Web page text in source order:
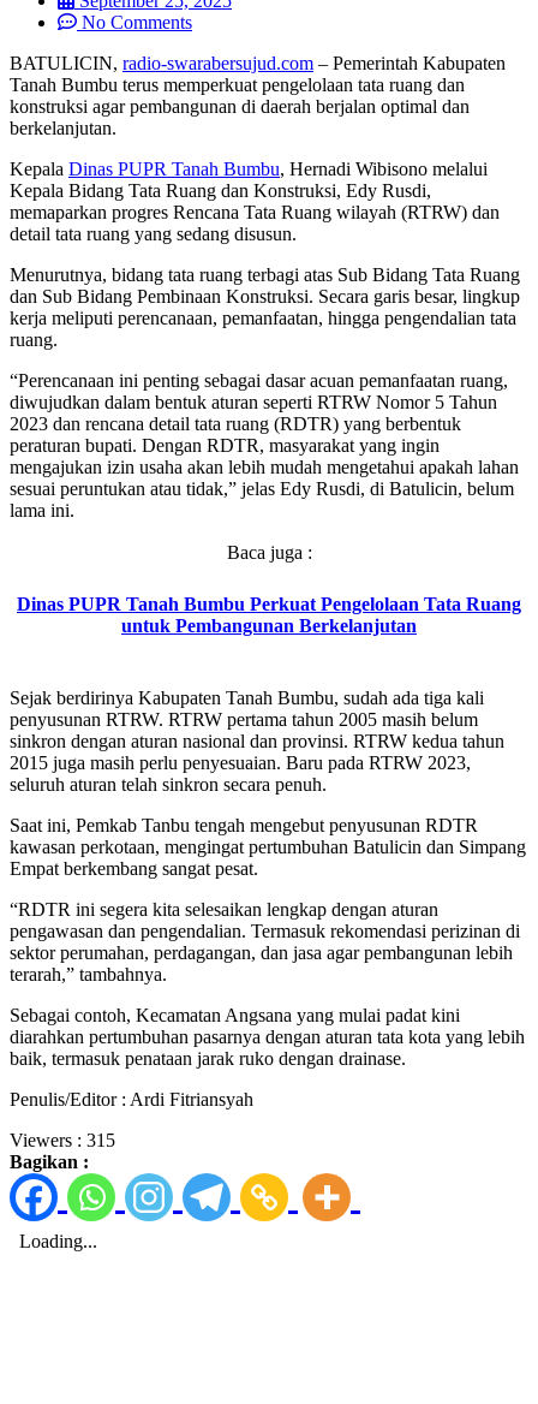
No Comments
BATULICIN, radio-swarabersujud.com – Pemerintah Kabupaten
Tanah Bumbu terus memperkuat pengelolaan tata ruang dan
konstruksi agar pembangunan di daerah berjalan optimal dan
berkelanjutan.
Kepala Dinas PUPR Tanah Bumbu, Hernadi Wibisono melalui
Kepala Bidang Tata Ruang dan Konstruksi, Edy Rusdi,
memaparkan progres Rencana Tata Ruang wilayah (RTRW) dan
detail tata ruang yang sedang disusun.
Menurutnya, bidang tata ruang terbagi atas Sub Bidang Tata Ruang
dan Sub Bidang Pembinaan Konstruksi. Secara garis besar, lingkup
kerja meliputi perencanaan, pemanfaatan, hingga pengendalian tata
ruang.
“Perencanaan ini penting sebagai dasar acuan pemanfaatan ruang,
diwujudkan dalam bentuk aturan seperti RTRW Nomor 5 Tahun
2023 dan rencana detail tata ruang (RDTR) yang berbentuk
peraturan bupati. Dengan RDTR, masyarakat yang ingin
mengajukan izin usaha akan lebih mudah mengetahui apakah lahan
sesuai peruntukan atau tidak,” jelas Edy Rusdi, di Batulicin, belum
lama ini.
Baca juga :
Dinas PUPR Tanah Bumbu Perkuat Pengelolaan Tata Ruang
untuk Pembangunan Berkelanjutan
Sejak berdirinya Kabupaten Tanah Bumbu, sudah ada tiga kali
penyusunan RTRW. RTRW pertama tahun 2005 masih belum
sinkron dengan aturan nasional dan provinsi. RTRW kedua tahun
2015 juga masih perlu penyesuaian. Baru pada RTRW 2023,
seluruh aturan telah sinkron secara penuh.
Saat ini, Pemkab Tanbu tengah mengebut penyusunan RDTR
kawasan perkotaan, mengingat pertumbuhan Batulicin dan Simpang
Empat berkembang sangat pesat.
“RDTR ini segera kita selesaikan lengkap dengan aturan
pengawasan dan pengendalian. Termasuk rekomendasi perizinan di
sektor perumahan, perdagangan, dan jasa agar pembangunan lebih
terarah,” tambahnya.
Sebagai contoh, Kecamatan Angsana yang mulai padat kini
diarahkan pertumbuhan pasarnya dengan aturan tata kota yang lebih
baik, termasuk penataan jarak ruko dengan drainase.
Penulis/Editor : Ardi Fitriansyah
Viewers : 315
Bagikan :